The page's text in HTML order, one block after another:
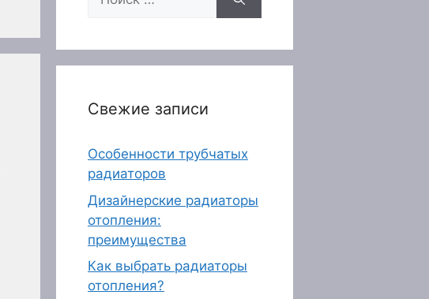
Свежие записи
Особенности трубчатых
радиаторов
Дизайнерские радиаторы
отопления:
преимущества
Как выбрать радиаторы
отопления?